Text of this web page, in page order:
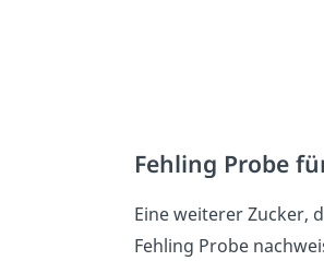
Fehling Probe
Eine weiterer Zucker,
Fehling Probe